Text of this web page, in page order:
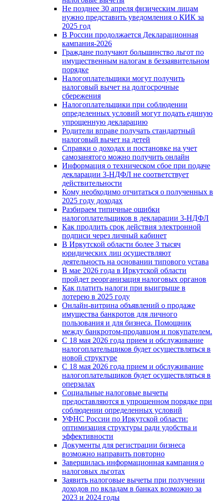
Не позднее 30 апреля физическим лицам
нужно представить уведомления о КИК за
2025 год
В России продолжается Декларационная
кампания-2026
Граждане получают большинство льгот по
имущественным налогам в беззаявительном
порядке
Налогоплательщики могут получить
налоговый вычет на долгосрочные
сбережения
Налогоплательщики при соблюдении
определенных условий могут подать единую
упрощенную декларацию
Родители вправе получать стандартный
налоговый вычет на детей
Справки о доходах и постановке на учет
самозанятого можно получить онлайн
Информация о техническом сбое при подаче
декларации 3-НДФЛ не соответствует
действительности
Кому необходимо отчитаться о полученных в
2025 году доходах
Разбираем типичные ошибки
налогоплательщиков в декларации 3-НДФЛ
Как продлить срок действия электронной
подписи через личный кабинет
В Иркутской области более 3 тысяч
юридических лиц осуществляют
деятельность на основании типового устава
В мае 2026 года в Иркутской области
пройдет реорганизация налоговых органов
Как платить налоги при выигрыше в
лотерею в 2025 году
Онлайн-витрина объявлений о продаже
имущества банкротов для личного
пользования и для бизнеса. Помощник
между банкротом-продавцом и покупателем.
С 18 мая 2026 года прием и обслуживание
налогоплательщиков будет осуществляться в
новой стpyктype
С 18 мая 2026 года прием и обслуживание
налогоплательщиков будет осуществляться в
оперзалах
Социальные налоговые вычеты
предоставляются в упрощенном порядке при
соблюдении определенных условий
УФНС России по Иркутской области:
оптимизация структуры ради удобства и
эффективности
Документы для регистрации бизнеса
возможно направить повторно
Завершилась информационная кампания о
налоговых льготах
Заявить налоговые вычеты при получении
доходов по вкладам в банках возможно за
2023 и 2024 годы